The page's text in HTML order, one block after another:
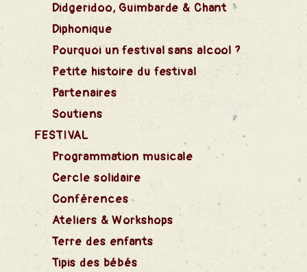
Didgeridoo, Guimbarde & Chant
Diphonique
Pourquoi un festival sans alcool ?
Petite histoire du festival
Partenaires
Soutiens
FESTIVAL
Programmation musicale
Cercle solidaire
Conférences
Ateliers & Workshops
Terre des enfants
Tipis des bébés